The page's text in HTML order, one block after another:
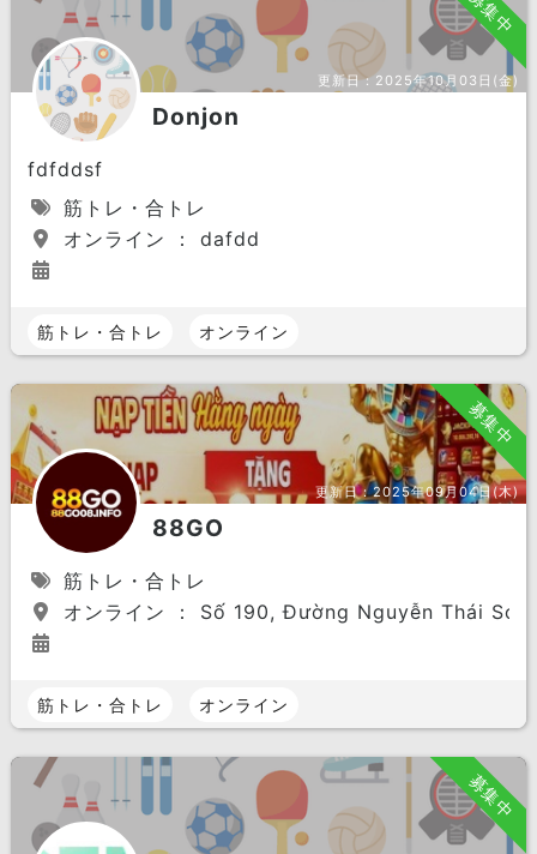
募集中
更新日： 2025年10月03日(金)
Donjon
fdfddsf
筋トレ・合トレ
オンライン ： dafdd
筋トレ・合トレ オンライン
募集中
更新日：2025年09月04日(木)
88GO
筋トレ・合トレ
オンライン ： Số 190, Đường Nguyễn Thái
筋トレ・合トレ オンライン
募集中